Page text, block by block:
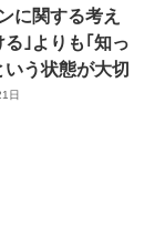
に関する考え
る｣よりも｢知っ
いう状態が大切
日